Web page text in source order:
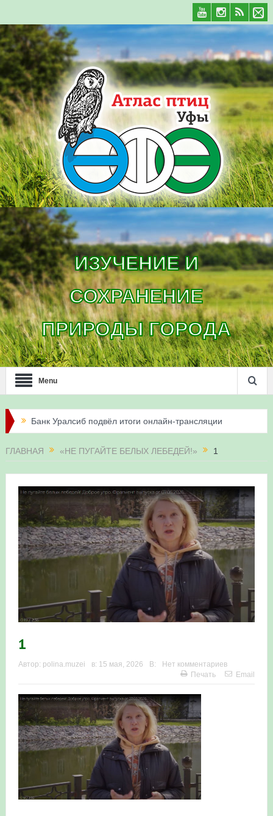
ИЗУЧЕНИЕ И
СОХРАНЕНИЕ
ПРИРОДЫ ГОРОДА
Menu
Банк Уралсиб подвёл итоги онлайн-трансляции
жизни сапсанов в Уфе в 2026 году
Республике Башкортостан
Три птенца сапсанов Уралсиба получили имена и
кольца
Итоги акции «Весенняя перекличка-2026» в
Республике Башкортостан
«Весенняя перекличка-2026» — 21-31 мая 2026
Фотофиксация и осмотр птенцов сапсанов на крыше
Уралсиба в Уфе в 2026 г.
Участие башкирских орнитологов и бердвотчеров в
проекте «Развитие программы мониторинга
численности птиц в европейской части России»
«Весенняя перекличка-2026» — 11-20 мая 2026
ГЛАВНАЯ «НЕ ПУГАЙТЕ БЕЛЫХ ЛЕБЕДЕЙ!» 1
1
Автор: polina.muzei в: 15 мая, 2026 В:
Нет комментариев
Печать
Email